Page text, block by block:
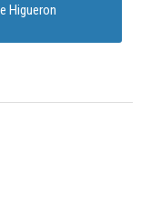
Higueron